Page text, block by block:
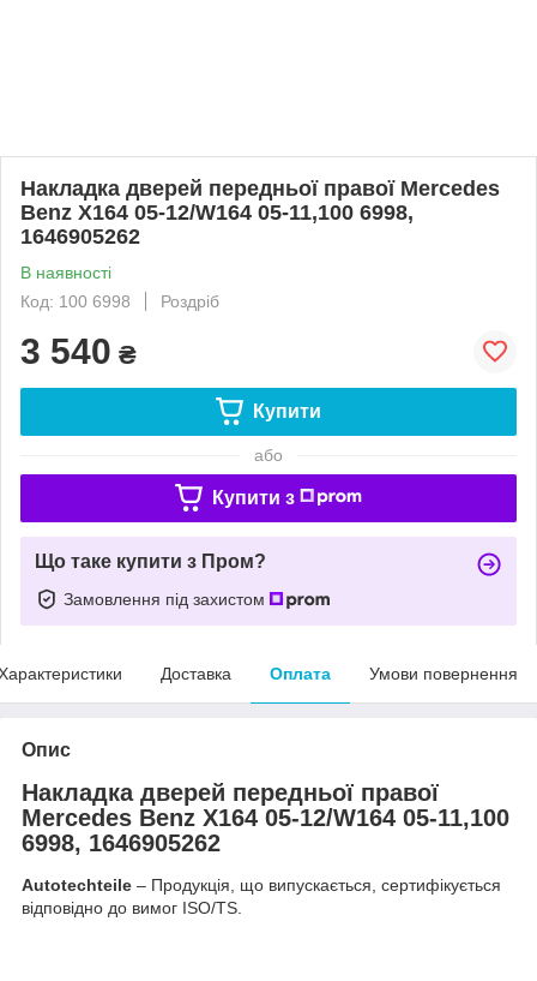
Накладка дверей передньої правої Mercedes
Benz X164 05-12/W164 05-11,100 6998,
1646905262
В наявності
Код: 100 6998
Роздріб
3 540 ₴
Купити
або
Купити з
Що таке купити з Пром?
Замовлення під захистом
Доставка Оплата Умови повернення
Опис
Накладка дверей передньої правої
Mercedes Benz X164 05-12/W164 05-11,100
6998, 1646905262
Autotechteile – Продукція, що випускається, сертифікується
відповідно до вимог ISO/TS.